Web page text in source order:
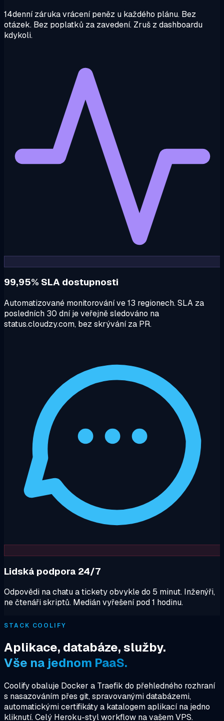
14denní záruka vrácení peněz u každého plánu. Bez
otázek. Bez poplatků za zavedení. Zruš z dashboardu
kdykoli.
99,95% SLA dostupnosti
Automatizované monitorování ve 13 regionech. SLA za
posledních 30 dní je veřejně sledováno na
status.cloudzy.com, bez skrývání za PR.
Lidská podpora 24/7
Odpovědi na chatu a tickety obvykle do 5 minut. Inženýři,
ne čtenáři skriptů. Medián vyřešení pod 1 hodinu.
STACK COOLIFY
Aplikace, databáze, služby.
Vše na jednom PaaS.
Coolify obaluje Docker a Traefik do přehledného rozhraní
s nasazováním přes git, spravovanými databázemi,
automatickými certifikáty a katalogem aplikací na jedno
kliknutí. Celý Heroku-styl workflow na vašem VPS.